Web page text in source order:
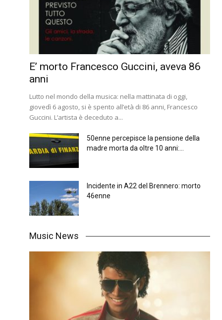
E’ morto Francesco Guccini, aveva 86
anni
Lutto nel mondo della musica: nella mattinata di oggi,
giovedì 6 agosto, si è spento all’età di 86 anni, Francesco
Guccini. L’artista è deceduto a...
50enne percepisce la pensione della
madre morta da oltre 10 anni:...
Incidente in A22 del Brennero: morto
46enne
Music News